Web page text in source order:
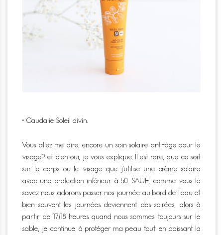
• Caudalie Soleil divin.
Vous allez me dire, encore un soin solaire anti-âge pour le
visage? et bien oui, je vous explique. Il est rare, que ce soit
sur le corps ou le visage que j’utilise une crème solaire
avec une protection inférieur à 50. SAUF, comme vous le
savez nous adorons passer nos journée au bord de l’eau et
bien souvent les journées deviennent des soirées, alors à
partir de 17/18 heures quand nous sommes toujours sur le
sable, je continue à protéger ma peau tout en baissant la